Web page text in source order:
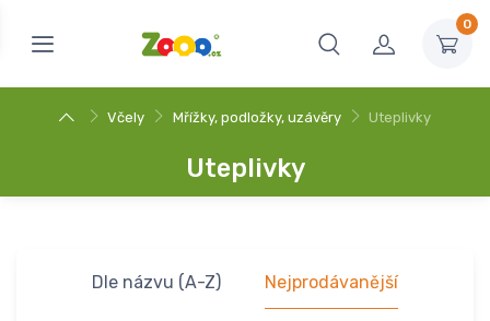
0
Včely Mřížky, podložky, uzávěry Uteplivky
Uteplivky
Dle názvu (A-Z) Nejprodávanější